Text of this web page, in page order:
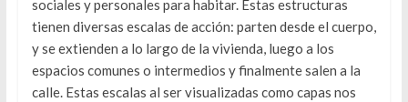
sociales y personales para habitar. Estas estructuras
tienen diversas escalas de acción: parten desde el cuerpo,
y se extienden a lo largo de la vivienda, luego a los
espacios comunes o intermedios y finalmente salen a la
calle. Estas escalas al ser visualizadas como capas nos